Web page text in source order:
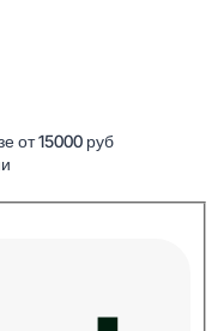
от 15000 руб